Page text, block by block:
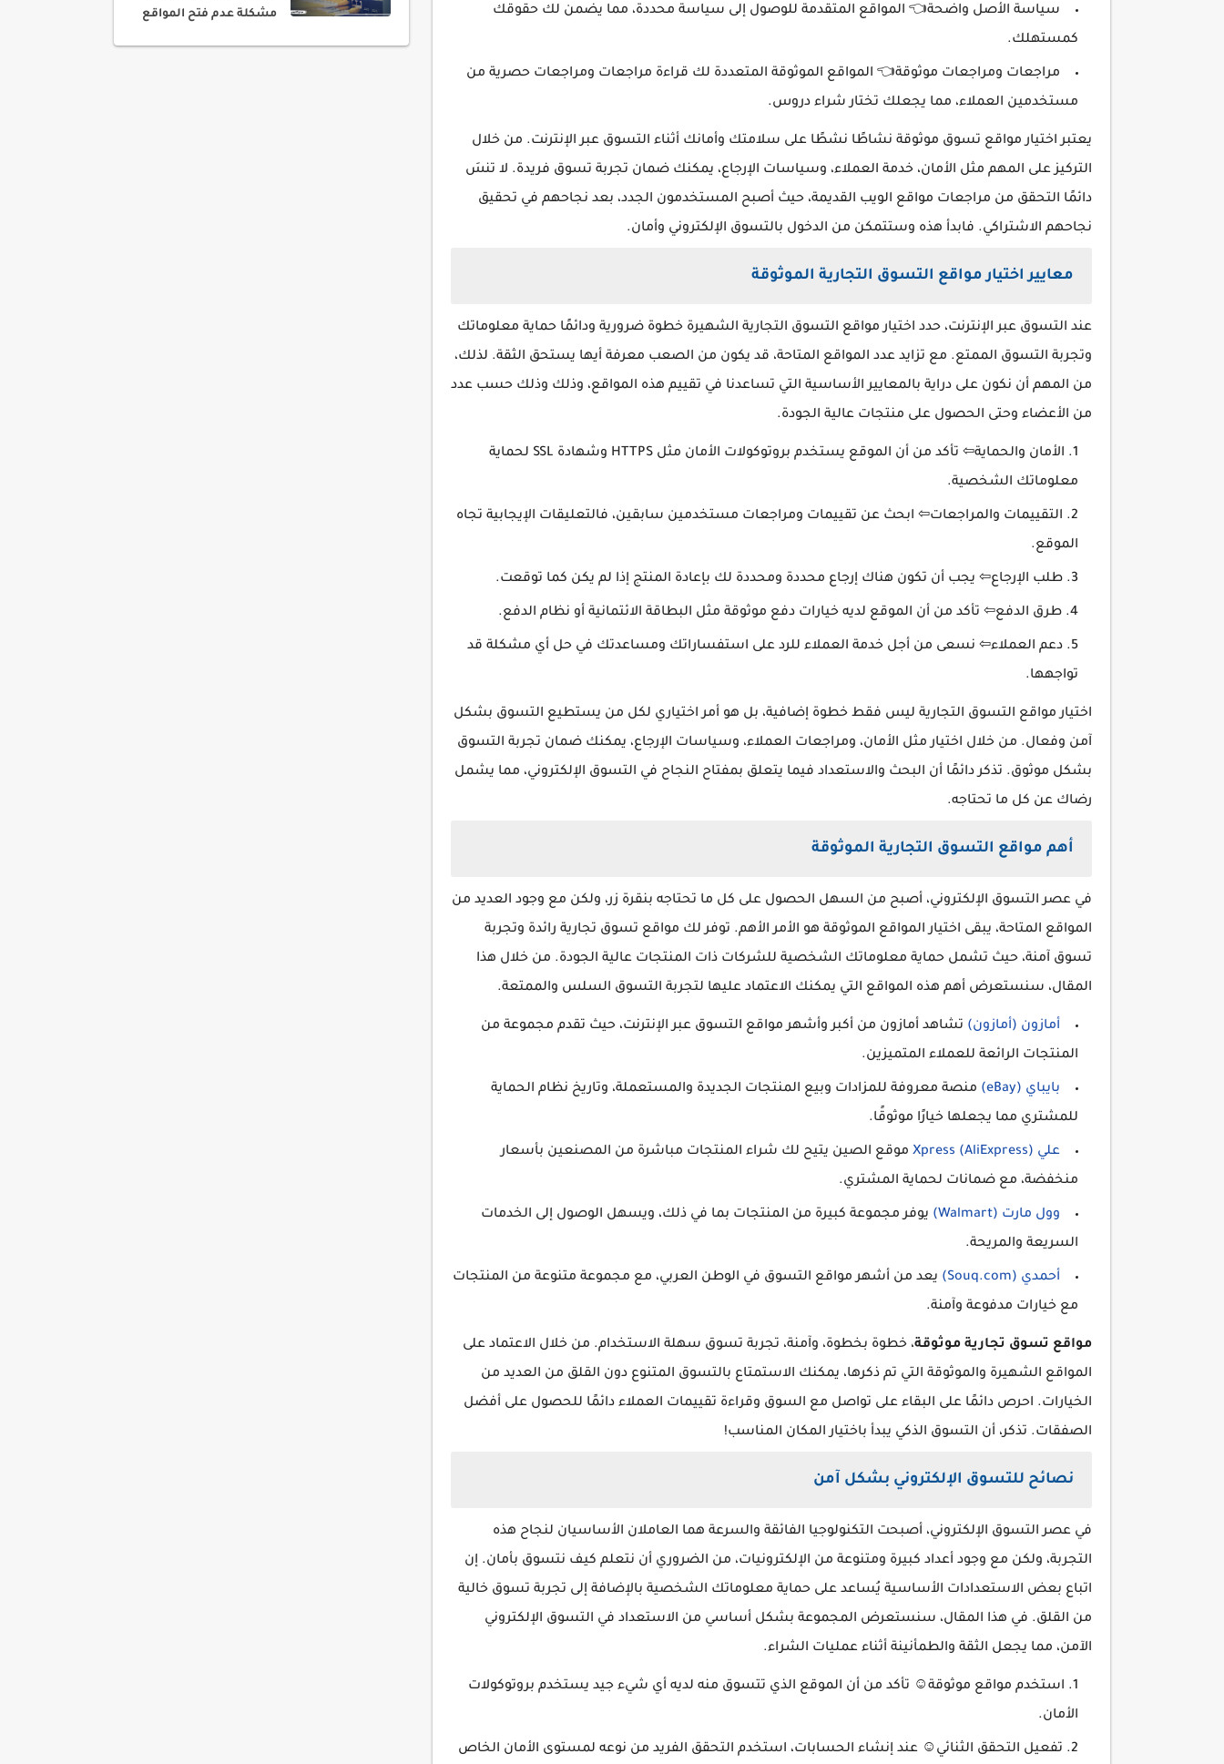
سياسة الأصل واضحة👈 المواقع المتقدمة للوصول إلى سياسة محددة، مما يضمن لك حقوقك
كمستهلك.
مراجعات ومراجعات موثوقة👈 المواقع الموثوقة المتعددة لك قراءة مراجعات ومراجعات حصرية من
مستخدمين العملاء، مما يجعلك تختار شراء دروس.
يعتبر اختيار مواقع تسوق موثوقة نشاطًا نشطًا على سلامتك وأمانك أثناء التسوق عبر الإنترنت. من خلال
التركيز على المهم مثل الأمان، خدمة العملاء، وسياسات الإرجاع، يمكنك ضمان تجربة تسوق فريدة. لا تنسَ
دائمًا التحقق من مراجعات مواقع الويب القديمة، حيث أصبح المستخدمون الجدد، بعد نجاحهم في تحقيق
نجاحهم الاشتراكي. فابدأ هذه وستتمكن من الدخول بالتسوق الإلكتروني وأمان.
معايير اختيار مواقع التسوق التجارية الموثوقة
عند التسوق عبر الإنترنت، حدد اختيار مواقع التسوق التجارية الشهيرة خطوة ضرورية ودائمًا حماية معلوماتك
وتجربة التسوق الممتع. مع تزايد عدد المواقع المتاحة، قد يكون من الصعب معرفة أيها يستحق الثقة. لذلك،
من المهم أن نكون على دراية بالمعايير الأساسية التي تساعدنا في تقييم هذه المواقع، وذلك وذلك حسب عدد
من الأعضاء وحتى الحصول على منتجات عالية الجودة.
الأمان والحماية⇦ تأكد من أن الموقع يستخدم بروتوكولات الأمان مثل HTTPS وشهادة SSL لحماية
معلوماتك الشخصية.
التقييمات والمراجعات⇦ ابحث عن تقييمات ومراجعات مستخدمين سابقين، فالتعليقات الإيجابية تجاه
الموقع.
طلب الإرجاع⇦ يجب أن تكون هناك إرجاع محددة ومحددة لك بإعادة المنتج إذا لم يكن كما توقعت.
طرق الدفع⇦ تأكد من أن الموقع لديه خيارات دفع موثوقة مثل البطاقة الائتمانية أو نظام الدفع.
دعم العملاء⇦ نسعى من أجل خدمة العملاء للرد على استفساراتك ومساعدتك في حل أي مشكلة قد
تواجهها.
اختيار مواقع التسوق التجارية ليس فقط خطوة إضافية، بل هو أمر اختياري لكل من يستطيع التسوق بشكل
آمن وفعال. من خلال اختيار مثل الأمان، ومراجعات العملاء، وسياسات الإرجاع، يمكنك ضمان تجربة التسوق
بشكل موثوق. تذكر دائمًا أن البحث والاستعداد فيما يتعلق بمفتاح النجاح في التسوق الإلكتروني، مما يشمل
رضاك ​​عن كل ما تحتاجه.
أهم مواقع التسوق التجارية الموثوقة
في عصر التسوق الإلكتروني، أصبح من السهل الحصول على كل ما تحتاجه بنقرة زر، ولكن مع وجود العديد من
المواقع المتاحة، يبقى اختيار المواقع الموثوقة هو الأمر الأهم. توفر لك مواقع تسوق تجارية رائدة وتجربة
تسوق آمنة، حيث تشمل حماية معلوماتك الشخصية للشركات ذات المنتجات عالية الجودة. من خلال هذا
المقال، سنستعرض أهم هذه المواقع التي يمكنك الاعتماد عليها لتجربة التسوق السلس والممتعة.
أمازون (أمازون) تشاهد أمازون من أكبر وأشهر مواقع التسوق عبر الإنترنت، حيث تقدم مجموعة من
المنتجات الرائعة للعملاء المتميزين.
بايباي (eBay)
منصة معروفة للمزادات وبيع المنتجات الجديدة والمستعملة، وتاريخ نظام الحماية
للمشتري مما يجعلها خيارًا موثوقًا.
علي Xpress (AliExpress)
موقع الصين يتيح لك شراء المنتجات مباشرة من المصنعين بأسعار
منخفضة، مع ضمانات لحماية المشتري.
وول مارت (Walmart)
يوفر مجموعة كبيرة من المنتجات بما في ذلك، ويسهل الوصول إلى الخدمات
السريعة والمريحة.
أحمدي (Souq.com)
يعد من أشهر مواقع التسوق في الوطن العربي، مع مجموعة متنوعة من المنتجات
مع خيارات مدفوعة وآمنة.
مواقع تسوق تجارية موثوقة، خطوة بخطوة، وآمنة، تجربة تسوق سهلة الاستخدام. من خلال الاعتماد على
المواقع الشهيرة والموثوقة التي تم ذكرها، يمكنك الاستمتاع بالتسوق المتنوع دون القلق من العديد من
الخيارات. احرص دائمًا على البقاء على تواصل مع السوق وقراءة تقييمات العملاء دائمًا للحصول على أفضل
الصفقات. تذكر، أن التسوق الذكي يبدأ باختيار المكان المناسب!
نصائح للتسوق الإلكتروني بشكل آمن
في عصر التسوق الإلكتروني، أصبحت التكنولوجيا الفائقة والسرعة هما العاملان الأساسيان لنجاح هذه
التجربة، ولكن مع وجود أعداد كبيرة ومتنوعة من الإلكترونيات، من الضروري أن نتعلم كيف نتسوق بأمان. إن
اتباع بعض الاستعدادات الأساسية يُساعد على حماية معلوماتك الشخصية بالإضافة إلى تجربة تسوق خالية
من القلق. في هذا المقال، سنستعرض المجموعة بشكل أساسي من الاستعداد في التسوق الإلكتروني
الآمن، مما يجعل الثقة والطمأنينة أثناء عمليات الشراء.
استخدم مواقع موثوقة☺ تأكد من أن الموقع الذي تتسوق منه لديه أي شيء جيد يستخدم بروتوكولات
الأمان.
تفعيل التحقق الثنائي☺ عند إنشاء الحسابات، استخدم التحقق الفريد من نوعه لمستوى الأمان الخاص
مشكلة عدم فتح المواقع